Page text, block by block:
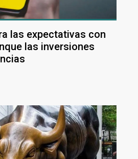
las expectativas con
las inversiones